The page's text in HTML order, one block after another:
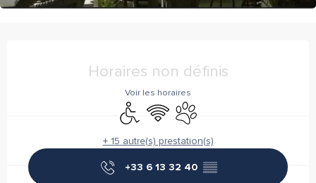
Ouverture et coordonnées
Horaires non définis
Voir les horaires
Accès handicapés
WiFi Animaux acceptés
+ 15 autre(s) prestation(s)
+33 6 13 32 40 ▒▒